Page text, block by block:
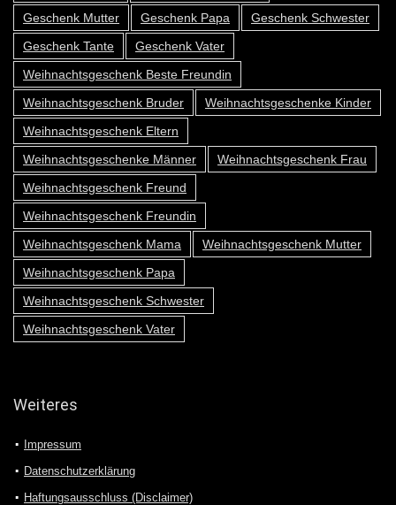
Geschenk Mutter
Geschenk Papa
Geschenk Schwester
Geschenk Tante
Geschenk Vater
Weihnachtsgeschenk Beste Freundin
Weihnachtsgeschenk Bruder
Weihnachtsgeschenke Kinder
Weihnachtsgeschenk Eltern
Weihnachtsgeschenke Männer
Weihnachtsgeschenk Frau
Weihnachtsgeschenk Freund
Weihnachtsgeschenk Freundin
Weihnachtsgeschenk Mama
Weihnachtsgeschenk Mutter
Weihnachtsgeschenk Papa
Weihnachtsgeschenk Schwester
Weihnachtsgeschenk Vater
Weiteres
Impressum
Datenschutzerklärung
Haftungsausschluss (Disclaimer)